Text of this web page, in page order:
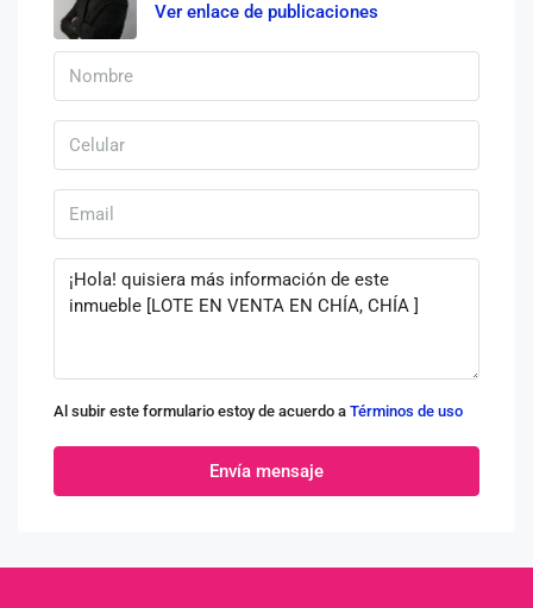
Ver enlace de publicaciones
Al subir este formulario estoy de acuerdo a Términos de uso
Envía mensaje